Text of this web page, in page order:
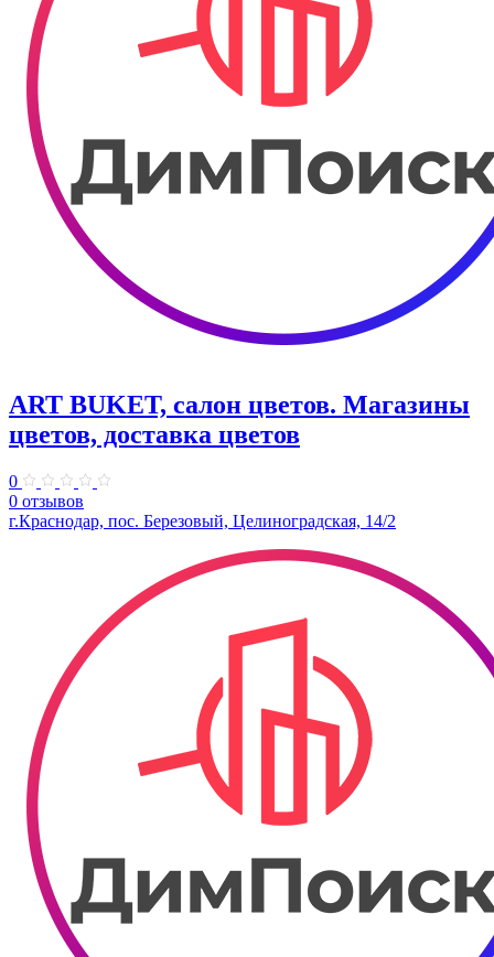
ART BUKET, салон цветов. Магазины
цветов, доставка цветов
0
0 отзывов
г.Краснодар, пос. Березовый, Целиноградская, 14/2